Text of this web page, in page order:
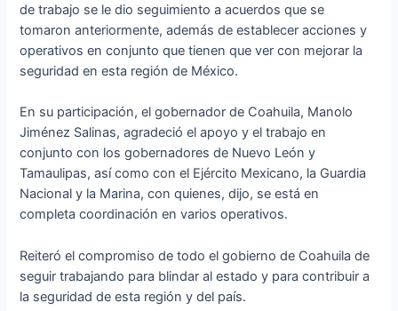
de trabajo se le dio seguimiento a acuerdos que se
tomaron anteriormente, además de establecer acciones y
operativos en conjunto que tienen que ver con mejorar la
seguridad en esta región de México.
En su participación, el gobernador de Coahuila, Manolo
Jiménez Salinas, agradeció el apoyo y el trabajo en
conjunto con los gobernadores de Nuevo León y
Tamaulipas, así como con el Ejército Mexicano, la Guardia
Nacional y la Marina, con quienes, dijo, se está en
completa coordinación en varios operativos.
Reiteró el compromiso de todo el gobierno de Coahuila de
seguir trabajando para blindar al estado y para contribuir a
la seguridad de esta región y del país.